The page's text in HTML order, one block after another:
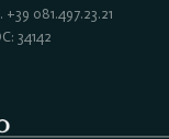
+39 081.497.23.21
34142